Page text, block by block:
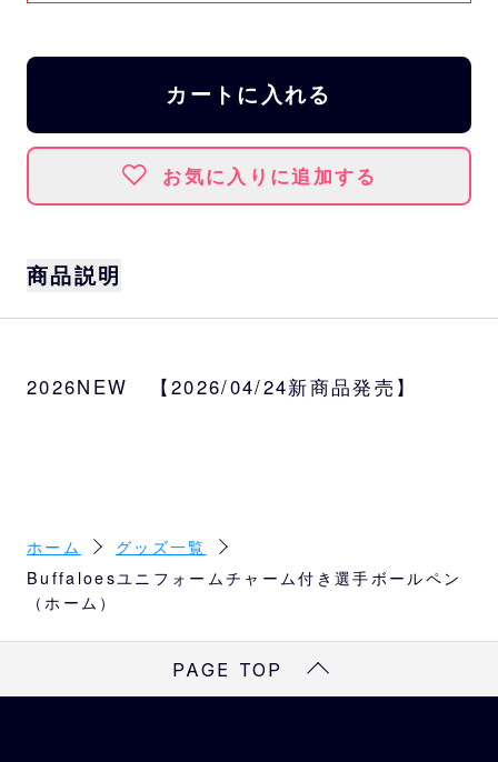
カートに入れる
お気に入りに追加する
商品説明
城、九里、紅林、廣岡、中川、杉本
2026NEW 【2026/04/24新商品発売】
ホーム
グッズ一覧
Buffaloesユニフォームチャーム付き選手ボールペン
（ホーム）
PAGE TOP